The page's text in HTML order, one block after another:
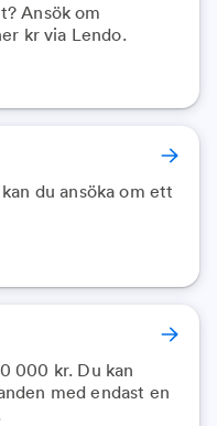
Ansök om
kr via Lendo.
du ansöka om ett
000 kr. Du kan
med endast en